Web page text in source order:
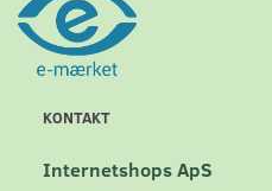
KONTAKT
Internetshops ApS